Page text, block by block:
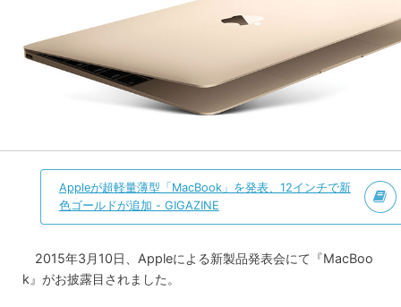
Appleが超軽量薄型「MacBook」を発表、12インチで新
色ゴールドが追加 - GIGAZINE
2015年3月10日、Appleによる新製品発表会にて『MacBoo
k』がお披露目されました。